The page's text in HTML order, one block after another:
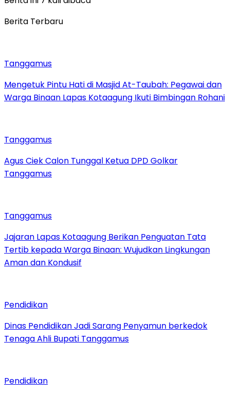
Berita Terbaru
Tanggamus
Mengetuk Pintu Hati di Masjid At-Taubah: Pegawai dan
Warga Binaan Lapas Kotaagung Ikuti Bimbingan Rohani
Tanggamus
Agus Ciek Calon Tunggal Ketua DPD Golkar
Tanggamus
Tanggamus
Jajaran Lapas Kotaagung Berikan Penguatan Tata
Tertib kepada Warga Binaan: Wujudkan Lingkungan
Aman dan Kondusif
Pendidikan
Dinas Pendidikan Jadi Sarang Penyamun berkedok
Tenaga Ahli Bupati Tanggamus
Pendidikan